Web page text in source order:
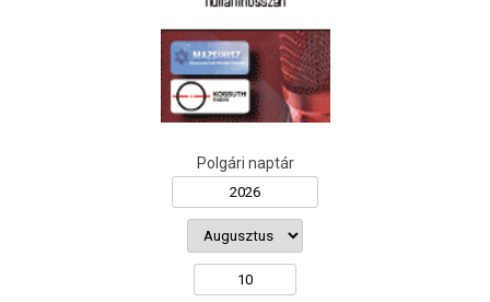
Polgári naptár